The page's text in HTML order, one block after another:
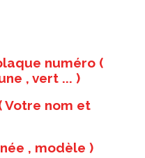
numéro (
, vert ... )
Votre nom et
, modèle )